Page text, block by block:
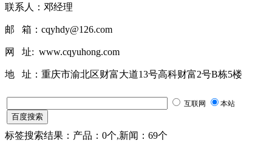
联系人：邓经理
邮 箱：cqyhdy@126.com
网 址: www.cqyuhong.com
地 址：重庆市渝北区财富大道13号高科财富2号B栋5楼
互联网 本站
标签搜索结果：产品：0个,新闻：69个